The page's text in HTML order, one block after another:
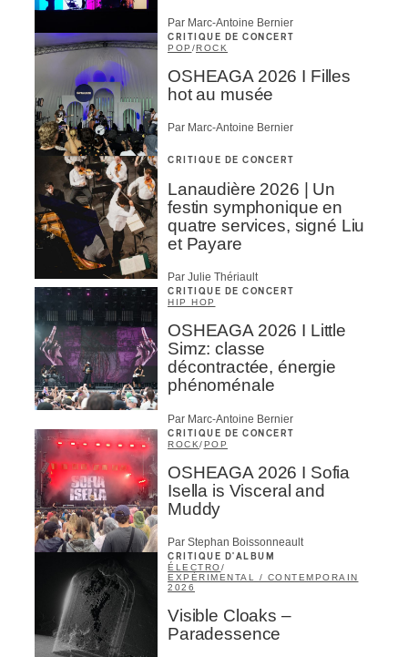
Par Marc-Antoine Bernier
CRITIQUE DE CONCERT
POP /ROCK
OSHEAGA 2026 I Filles
hot au musée
Par Marc-Antoine Bernier
CRITIQUE DE CONCERT
Lanaudière 2026 | Un
festin symphonique en
quatre services, signé Liu
et Payare
Par Julie Thériault
CRITIQUE DE CONCERT
HIP HOP
OSHEAGA 2026 I Little
Simz: classe
décontractée, énergie
phénoménale
Par Marc-Antoine Bernier
CRITIQUE DE CONCERT
ROCK/POP
OSHEAGA 2026 I Sofia
Isella is Visceral and
Muddy
Par Stephan Boissonneault
CRITIQUE D'ALBUM
ÉLECTRO/
EXPÉRIMENTAL / CONTEMPORAIN
2026
Visible Cloaks –
Paradessence